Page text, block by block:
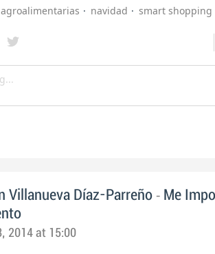
navidad smart shopping
Villanueva Díaz-Parreño - Me
2014 at 15:00